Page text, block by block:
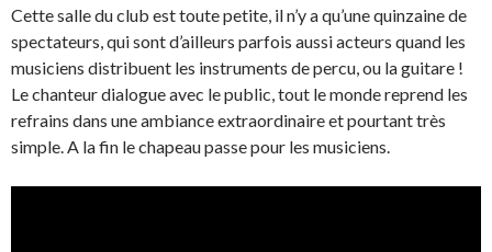
Cette salle du club est toute petite, il n’y a qu’une quinzaine de
spectateurs, qui sont d’ailleurs parfois aussi acteurs quand les
musiciens distribuent les instruments de percu, ou la guitare !
Le chanteur dialogue avec le public, tout le monde reprend les
refrains dans une ambiance extraordinaire et pourtant très
simple. A la fin le chapeau passe pour les musiciens.